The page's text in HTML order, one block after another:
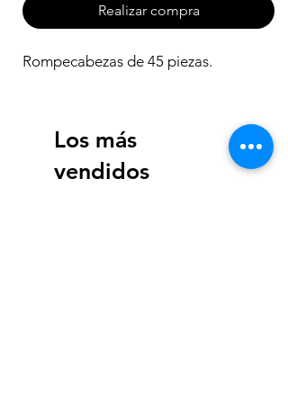
Realizar compra
Rompecabezas de 45 piezas.
Los más
vendidos